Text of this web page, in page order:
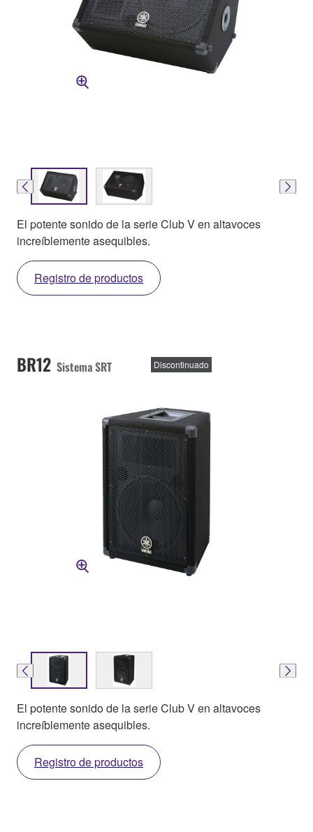
El potente sonido de la serie Club V en altavoces
increíblemente asequibles.
Registro de productos
BR12 Sistema SRT Discontinuado
El potente sonido de la serie Club V en altavoces
increíblemente asequibles.
Registro de productos